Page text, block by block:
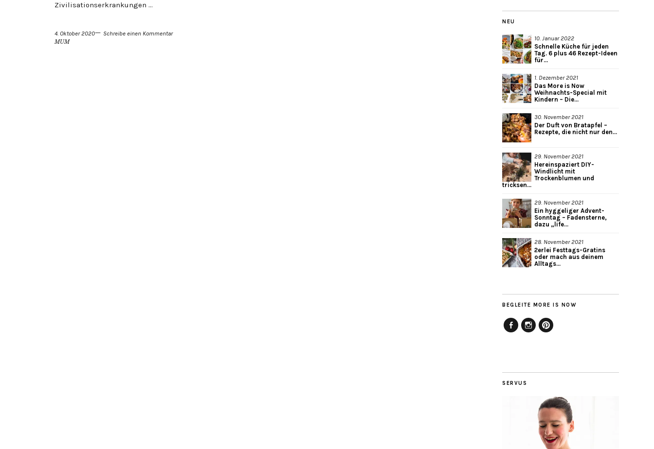
Zivilisationserkrankungen …
4. Oktober 2020 Schreibe einen Kommentar
MUM
NEU
10. Januar 2022
Schnelle Küche für jeden
Tag. 6 plus 46 Rezept-Ideen
für...
1. Dezember 2021
Das More is Now
Weihnachts-Special mit
Kindern – Die...
30. November 2021
Der Duft von Bratapfel –
Rezepte, die nicht nur den...
29. November 2021
Hereinspaziert DIY-
Windlicht mit
Trockenblumen und
tricksen...
29. November 2021
Ein hyggeliger Advent-
Sonntag – Fadensterne,
dazu „life...
28. November 2021
2erlei Festtags-Gratins
oder mach aus deinem
Alltags...
BEGLEITE MORE IS NOW
SERVUS